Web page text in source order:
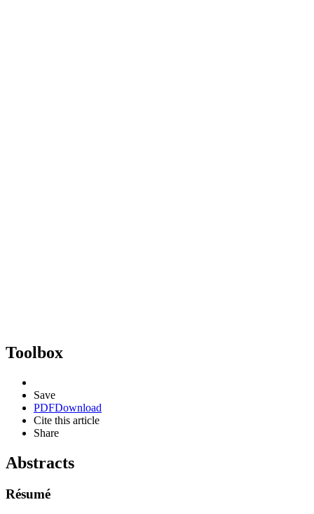
Toolbox
Save
PDFDownload
Cite this article
Share
Abstracts
Résumé